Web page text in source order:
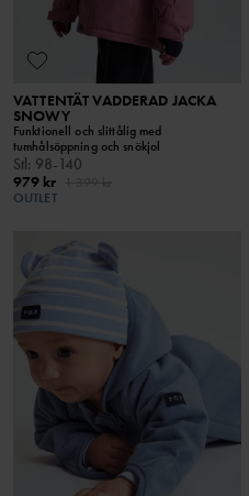
VATTENTÄT VADDERAD JACKA
SNOWY
Funktionell och slittålig med
tumhålsöppning och snökjol
Stl: 98-140
979 kr
OUTLET